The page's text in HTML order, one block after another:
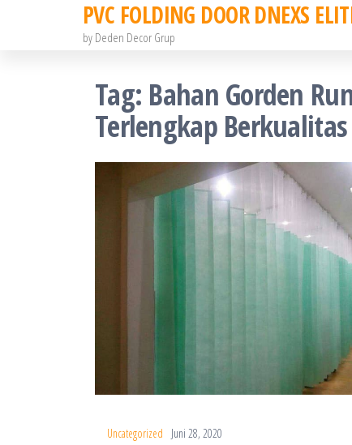
PVC FOLDING DOOR DNEXS
by Deden Decor Grup
Tag: Bahan Gorden
Terlengkap Berkualitas
Uncategorized Juni 28, 2020